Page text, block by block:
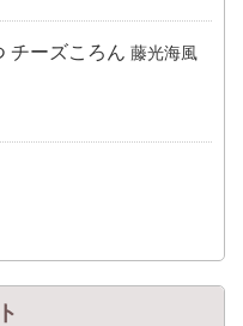
チーズころん 藤光海風